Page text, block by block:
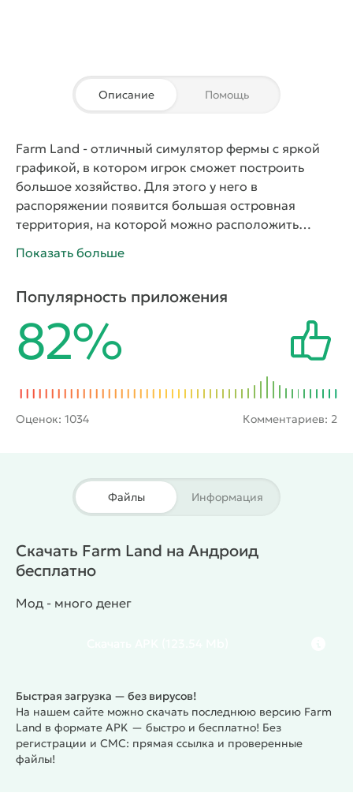
Описание Помощь
Farm Land - отличный симулятор фермы с яркой
графикой, в котором игрок сможет построить
большое хозяйство. Для этого у него в
распоряжении появится большая островная
территория, на которой можно расположить
разводить домашний скот. Выращенный урожай
станут давать молоко и яйца, которые также
отправятся на рынок. Полученные средства
владелец фермы станет тратить на ее дальнейшее
всестороннее развитие.
Показать больше
Популярность приложения
82%
Оценок: 1034 Комментариев: 2
Файлы Информация
Скачать Farm Land на Андроид
бесплатно
Мод - много денег
Быстрая загрузка — без вирусов!
На нашем сайте можно скачать последнюю версию Farm
Land в формате APK — быстро и бесплатно! Без
регистрации и СМС: прямая ссылка и проверенные
файлы!